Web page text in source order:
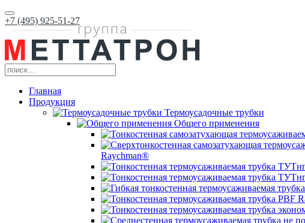
+7 (495) 925-51-27
Главная
Продукция
Термоусадочные трубки
Общего применения
Raychman®